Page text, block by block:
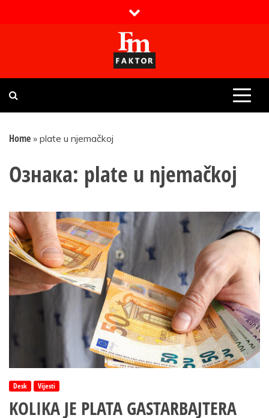
Faktor magazin
Uvijek presudan
Home » plate u njemačkoj
Ознака: plate u njemačkoj
Desk Vijesti
KOLIKA JE PLATA GASTARBAJTERA